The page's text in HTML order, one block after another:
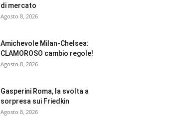
di mercato
Agosto 8, 2026
Amichevole Milan-Chelsea:
CLAMOROSO cambio regole!
Agosto 8, 2026
Gasperini Roma, la svolta a
sorpresa sui Friedkin
Agosto 8, 2026